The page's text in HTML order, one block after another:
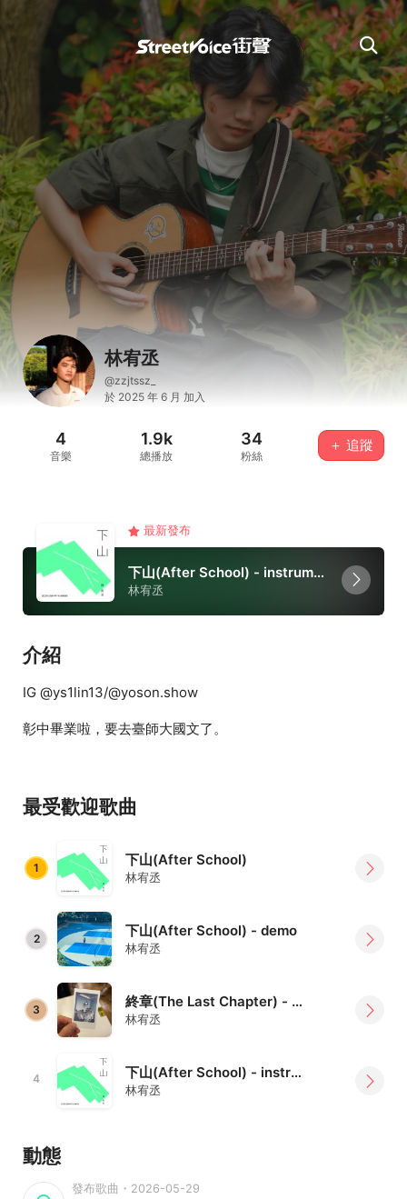
林宥丞
@zzjtssz_
於 2025 年 6 月 加入
4
音樂
1.9k
總播放
34
粉絲
＋ 追蹤
最新發布
下山(After School) - instrumental
林宥丞
介紹
IG @ys1lin13/@yoson.show
彰中畢業啦，要去臺師大國文了。
最受歡迎歌曲
1 下山(After School)
林宥丞
2 下山(After School) - demo
林宥丞
3 終章(The Last Chapter) - demo
林宥丞
4 下山(After School) - instrumental
林宥丞
動態
發布歌曲・2026-05-29